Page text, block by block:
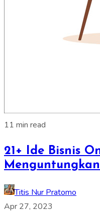
11 min read
21+ Ide Bisnis
Titis Nur Pratomo
Apr 27, 2023